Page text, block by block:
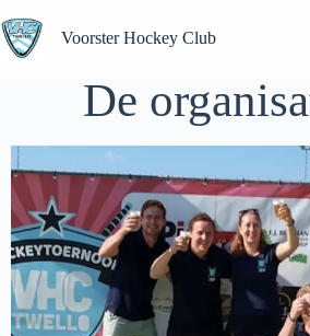
Voorster Hockey Club
De